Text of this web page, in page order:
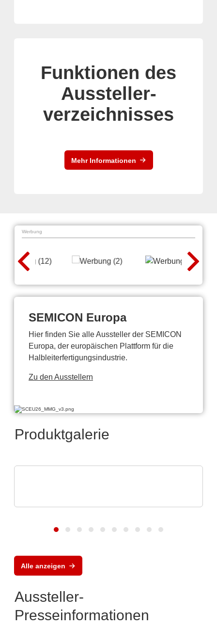
Funktionen des
Aussteller-
verzeichnisses
Mehr Informationen
Werbung
SEMICON Europa
Hier finden Sie alle Aussteller der SEMICON
Europa, der europäischen Plattform für die
Halbleiterfertigungsindustrie.
Zu den Ausstellern
Produktgalerie
Alle anzeigen
Aussteller-
Presseinformationen